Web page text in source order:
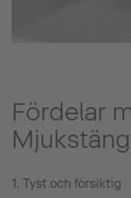
Fördelar
1. Tyst och försiktig